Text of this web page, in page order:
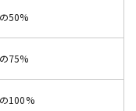
50%
75%
100%